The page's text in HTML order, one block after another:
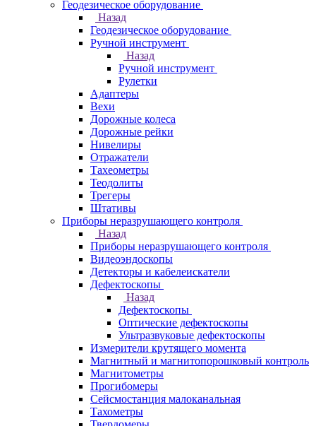
Геодезическое оборудование
Назад
Геодезическое оборудование
Ручной инструмент
Назад
Ручной инструмент
Рулетки
Адаптеры
Вехи
Дорожные колеса
Дорожные рейки
Нивелиры
Отражатели
Тахеометры
Теодолиты
Трегеры
Штативы
Приборы неразрушающего контроля
Назад
Приборы неразрушающего контроля
Видеоэндоскопы
Детекторы и кабелеискатели
Дефектоскопы
Назад
Дефектоскопы
Оптические дефектоскопы
Ультразвуковые дефектоскопы
Измерители крутящего момента
Магнитный и магнитопорошковый контроль
Магнитометры
Прогибомеры
Сейсмостанция малоканальная
Тахометры